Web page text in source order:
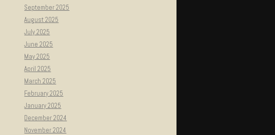
September 2025
August 2025
July 2025
June 2025
May 2025
April 2025
March 2025
February 2025
January 2025
December 2024
November 2024